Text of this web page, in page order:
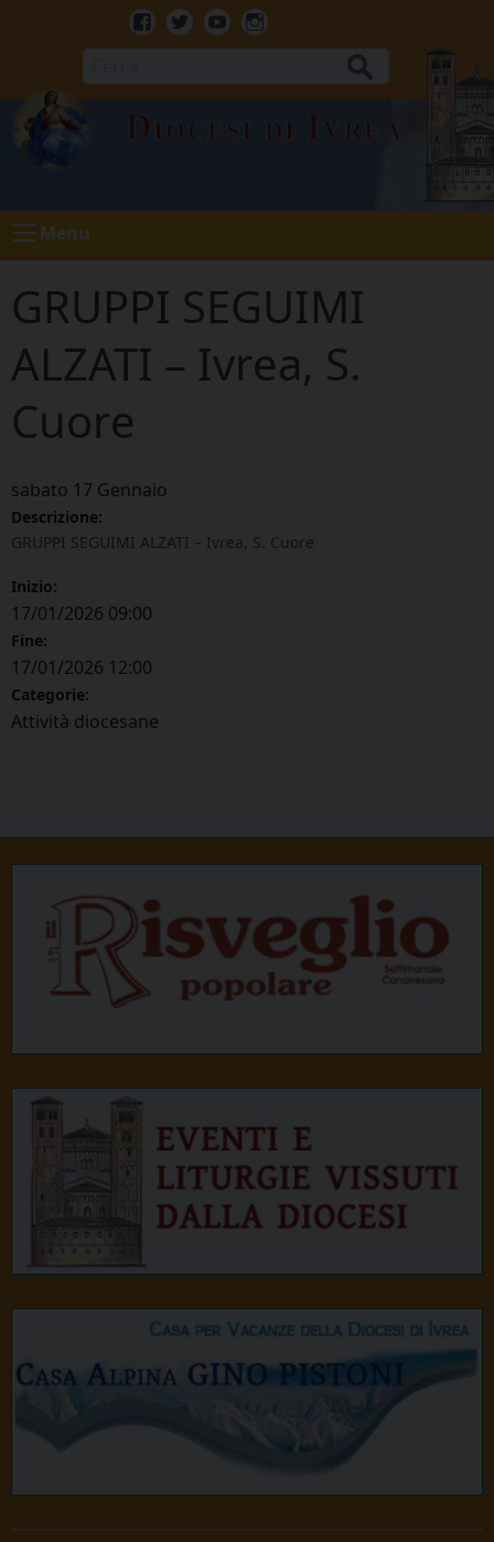
Facebook
TwitterYoutubeInstagram
Diocesi di Ivrea
Menu
GRUPPI SEGUIMI
ALZATI – Ivrea, S.
Cuore
sabato 17 Gennaio
Descrizione:
GRUPPI SEGUIMI ALZATI – Ivrea, S. Cuore
Inizio:
17/01/2026 09:00
Fine:
17/01/2026 12:00
Categorie:
Attività diocesane